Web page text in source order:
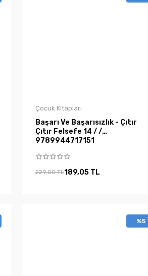
Çocuk Kitapları
Başarı Ve Başarısızlık - Çıtır
Çıtır Felsefe 14 / /
9789944717151
229,00 TL189,05 TL
%5